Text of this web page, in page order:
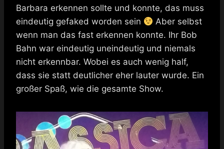
Barbara erkennen sollte und konnte, das muss
eindeutig gefaked worden sein
Aber selbst
wenn man das fast erkennen konnte. Ihr Bob
Bahn war eindeutig uneindeutig und niemals
nicht erkennbar. Wobei es auch wenig half,
dass sie statt deutlicher eher lauter wurde. Ein
großer Spaß, wie die gesamte Show.